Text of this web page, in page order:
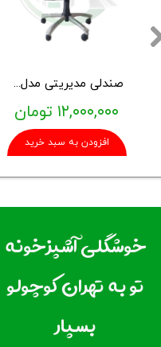
صندلی مدیریتی مدل کارن
۱۲,۰۰۰,۰۰۰ تومان
افزودن به سبد خرید
خوشگلی آشپزخونه
تو به تهران کوچولو
بسپار